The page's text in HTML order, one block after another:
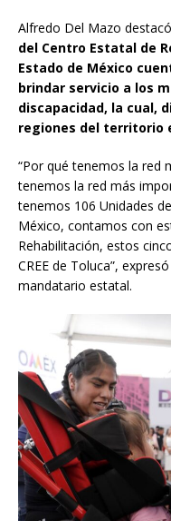
Alfredo Del Mazo
del Centro Estatal de
Estado de México
brindar servicio a los
discapacidad, la cual,
regiones del territorio
“Por qué tenemos la red
tenemos la red más
tenemos 106 Unidades
México, contamos con
Rehabilitación, estos
CREE de Toluca”,
mandatario estatal.